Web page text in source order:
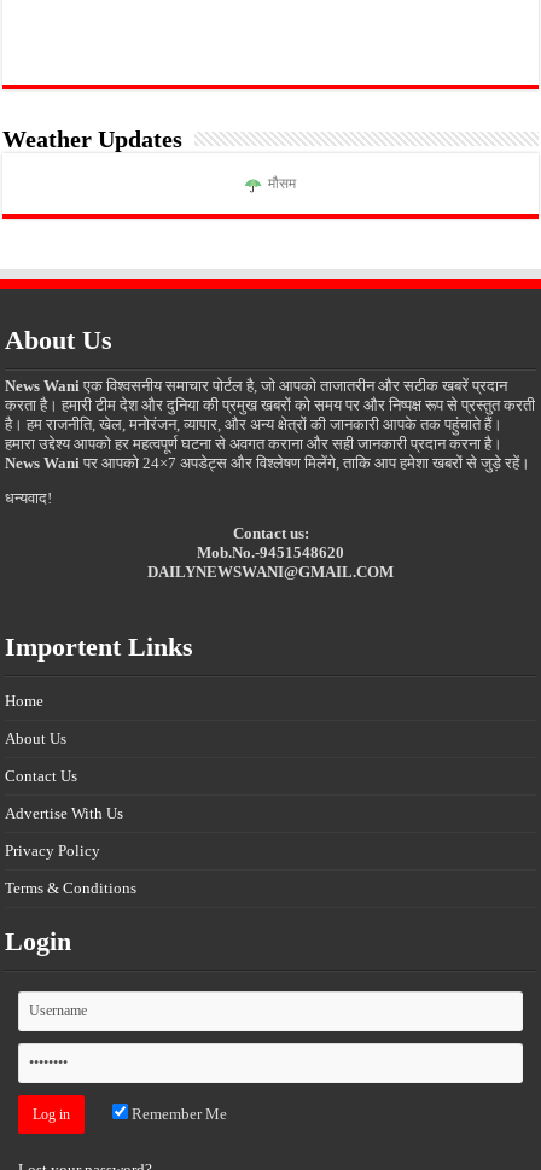
Weather Updates
मौसम
About Us
News Wani एक विश्वसनीय समाचार पोर्टल है, जो आपको ताजातरीन और सटीक खबरें प्रदान
करता है। हमारी टीम देश और दुनिया की प्रमुख खबरों को समय पर और निष्पक्ष रूप से प्रस्तुत करती
है। हम राजनीति, खेल, मनोरंजन, व्यापार, और अन्य क्षेत्रों की जानकारी आपके तक पहुंचाते हैं।
हमारा उद्देश्य आपको हर महत्वपूर्ण घटना से अवगत कराना और सही जानकारी प्रदान करना है।
News Wani पर आपको 24×7 अपडेट्स और विश्लेषण मिलेंगे, ताकि आप हमेशा खबरों से जुड़े रहें।
धन्यवाद!
Contact us:
Mob.No.-9451548620
DAILYNEWSWANI@GMAIL.COM
Importent Links
Home
About Us
Contact Us
Advertise With Us
Privacy Policy
Terms & Conditions
Login
Remember Me